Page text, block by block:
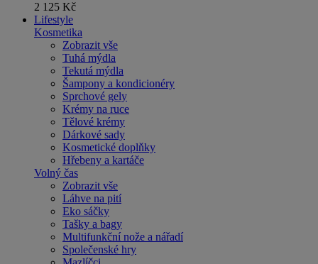
2 125 Kč
Lifestyle
Kosmetika
Zobrazit vše
Tuhá mýdla
Tekutá mýdla
Šampony a kondicionéry
Sprchové gely
Krémy na ruce
Tělové krémy
Dárkové sady
Kosmetické doplňky
Hřebeny a kartáče
Volný čas
Zobrazit vše
Láhve na pití
Eko sáčky
Tašky a bagy
Multifunkční nože a nářadí
Společenské hry